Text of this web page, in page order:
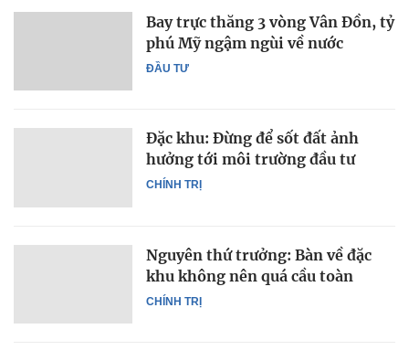
ĐẦU TƯ
Bay trực thăng 3 vòng Vân Đồn, tỷ
phú Mỹ ngậm ngùi về nước
CHÍNH TRỊ
Đặc khu: Đừng để sốt đất ảnh
hưởng tới môi trường đầu tư
CHÍNH TRỊ
Nguyên thứ trưởng: Bàn về đặc
khu không nên quá cầu toàn